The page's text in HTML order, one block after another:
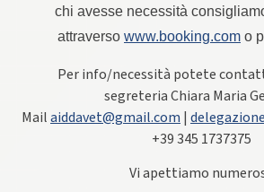
chi avesse necessità
attraverso www.booking.com o
Per info/necessità potete
segreteria Chiara Maria
Mailaiddavet@gmail.com |
+39 345 1737375
Vi apettiamo